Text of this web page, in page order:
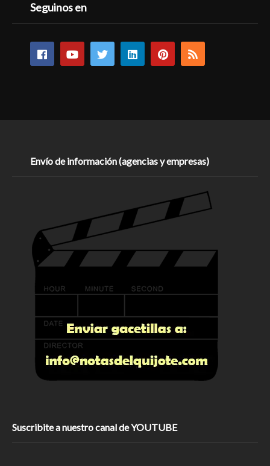
Seguinos en
Envío de información (agencias y empresas)
Suscribite a nuestro canal de YOUTUBE